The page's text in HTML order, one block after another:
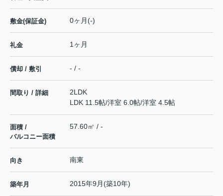
敷金(保証金) 0ヶ月(-)
礼金 1ヶ月
償却 / 敷引 - / -
間取り / 詳細
2LDK
LDK 11.5帖/洋室 6.0帖/洋室 4.5帖
面積 /
バルコニー面積
57.60㎡ / -
向き 南東
築年月 2015年9月(築10年)